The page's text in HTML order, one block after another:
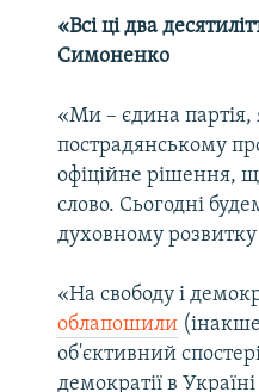
«Всі ці два
Симоненко
«Ми – єдина
пострадянському
офіційне рішення,
слово. Сьогодні
духовному розвитку
«На свободу і
облапошили
об'єктивний
демократії в